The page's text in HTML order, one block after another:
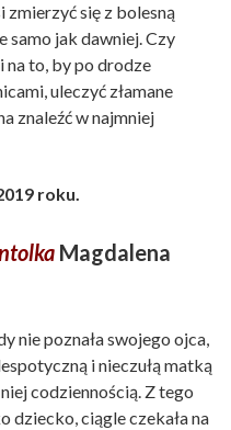
zmierzyć się z bolesną
samo jak dawniej. Czy
na to, by po drodze
uleczyć złamane
znaleźć w najmniej
roku.
Magdalena
nie poznała swojego ojca,
i nieczułą matką
codziennością. Z tego
dziecko, ciągle czekała na